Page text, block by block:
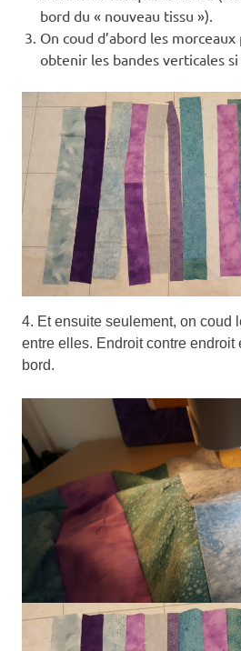
bord du « nouveau tissu »).
On coud d’abord les
obtenir les bandes verticales si
4. Et ensuite seulement, on coud
entre elles. Endroit contre endroit
bord.